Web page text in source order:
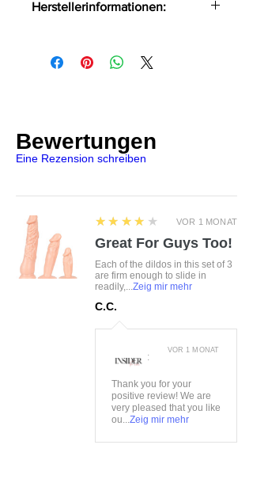
einem Verschluss auf der
abnehmbaren Strapshaltern
Farbe:schwarz
Material:90%Polyamid,
Herstellerinformationen:
Krolewska Street 1
Bewertungen
Eine Rezension schreiben
VOR 1 MONAT
4
★★★★★
Great For Guys Too!
Each of the dildos in this set of 3
are firm enough to slide in
readily,...Zeig mir mehr
C.C.
:
Thank you for your
positive review! We are
very pleased that you like
ou...Zeig mir mehr
VOR 1 MONAT